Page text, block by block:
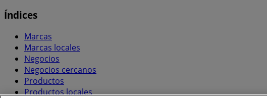
Índices
Marcas
Marcas locales
Negocios
Negocios cercanos
Productos
Productos locales